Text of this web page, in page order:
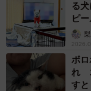
る
ピ
ボ
れ
すと